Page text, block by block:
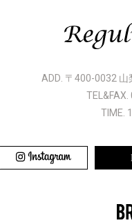
ADD. 〒400-0032
TIME.